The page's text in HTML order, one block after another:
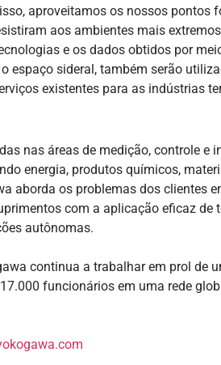
aproveitamos os nossos pontos
aos ambientes mais
e os dados obtidos por
espaço sideral, também serão
existentes para as indústrias
nas áreas de medição, controle e
energia, produtos químicos,
aborda os problemas dos clientes
com a aplicação eficaz de
autônomas.
continua a trabalhar em prol de
funcionários em uma rede